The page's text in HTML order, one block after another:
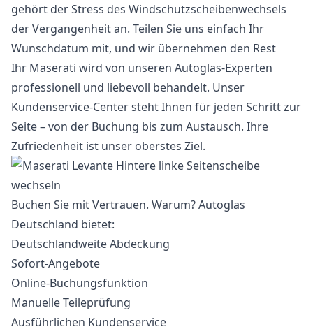
gehört der Stress des Windschutzscheibenwechsels
der Vergangenheit an. Teilen Sie uns einfach Ihr
Wunschdatum mit, und wir übernehmen den Rest
Ihr Maserati wird von unseren Autoglas-Experten
professionell und liebevoll behandelt. Unser
Kundenservice-Center steht Ihnen für jeden Schritt zur
Seite – von der Buchung bis zum Austausch. Ihre
Zufriedenheit ist unser oberstes Ziel.
Buchen Sie mit Vertrauen. Warum? Autoglas
Deutschland bietet:
Deutschlandweite Abdeckung
Sofort-Angebote
Online-Buchungsfunktion
Manuelle Teileprüfung
Ausführlichen Kundenservice